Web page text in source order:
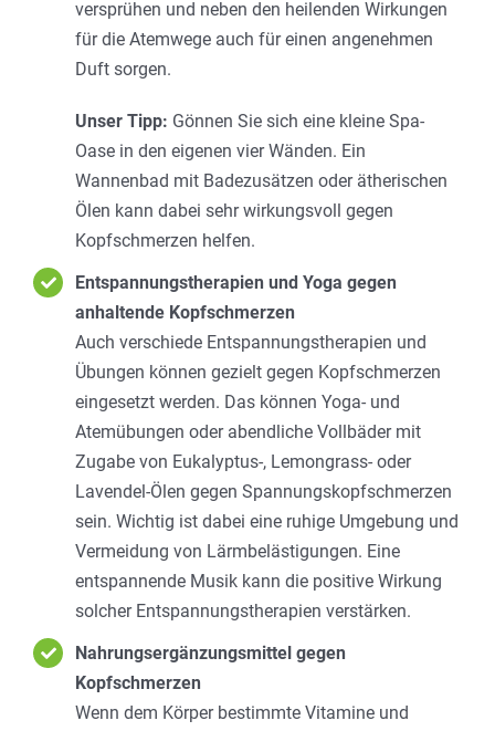
versprühen und neben den heilenden Wirkungen
für die Atemwege auch für einen angenehmen
Duft sorgen.
Unser Tipp: Gönnen Sie sich eine kleine Spa-
Oase in den eigenen vier Wänden. Ein
Wannenbad mit Badezusätzen oder ätherischen
Ölen kann dabei sehr wirkungsvoll gegen
Kopfschmerzen helfen.
Entspannungstherapien und Yoga gegen
anhaltende Kopfschmerzen
Auch verschiede Entspannungstherapien und
Übungen können gezielt gegen Kopfschmerzen
eingesetzt werden. Das können Yoga- und
Atemübungen oder abendliche Vollbäder mit
Zugabe von Eukalyptus-, Lemongrass- oder
Lavendel-Ölen gegen Spannungskopfschmerzen
sein. Wichtig ist dabei eine ruhige Umgebung und
Vermeidung von Lärmbelästigungen. Eine
entspannende Musik kann die positive Wirkung
solcher Entspannungstherapien verstärken.
Nahrungsergänzungsmittel gegen
Kopfschmerzen
Wenn dem Körper bestimmte Vitamine und